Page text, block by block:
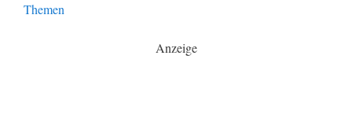
Themen
Anzeige